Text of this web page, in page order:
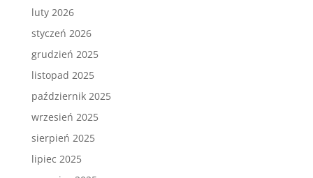
luty 2026
styczeń 2026
grudzień 2025
listopad 2025
październik 2025
wrzesień 2025
sierpień 2025
lipiec 2025